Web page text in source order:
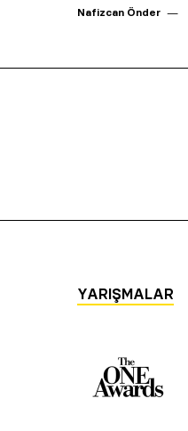
Nafizcan Önder
YARIŞMALAR